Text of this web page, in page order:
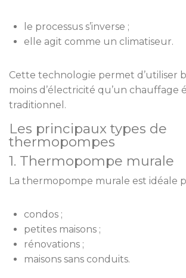
le processus s’inverse ;
elle agit comme un climatiseur.
Cette technologie permet d’utiliser
moins d’électricité qu’un chauffage
traditionnel.
Les principaux types de
thermopompes
1. Thermopompe murale
La thermopompe murale est idéale
condos ;
petites maisons ;
rénovations ;
maisons sans conduits.